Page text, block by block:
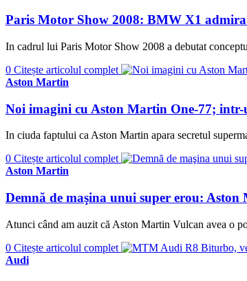
Paris Motor Show 2008: BMW X1
In cadrul lui Paris Motor Show 2008 a debutat
0 Citește articolul complet
Aston Martin
Noi imagini cu Aston Martin One-77; intr-
In ciuda faptului ca Aston Martin apara secretul
0 Citește articolul complet
Aston Martin
Demnă de maşina unui super erou:
Atunci când am auzit că Aston Martin Vulcan avea o
0 Citește articolul complet
Audi